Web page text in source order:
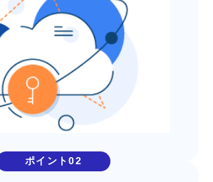
ポイント02